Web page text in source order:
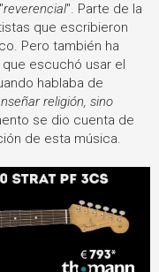
reverencial". Parte de la
que escribieron
Pero también ha
escuchó usar el
hablaba de
religión, sino
se dio cuenta de
de esta música.